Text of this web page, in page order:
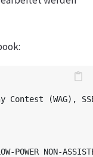
Contest (WAG),
POWER NON-